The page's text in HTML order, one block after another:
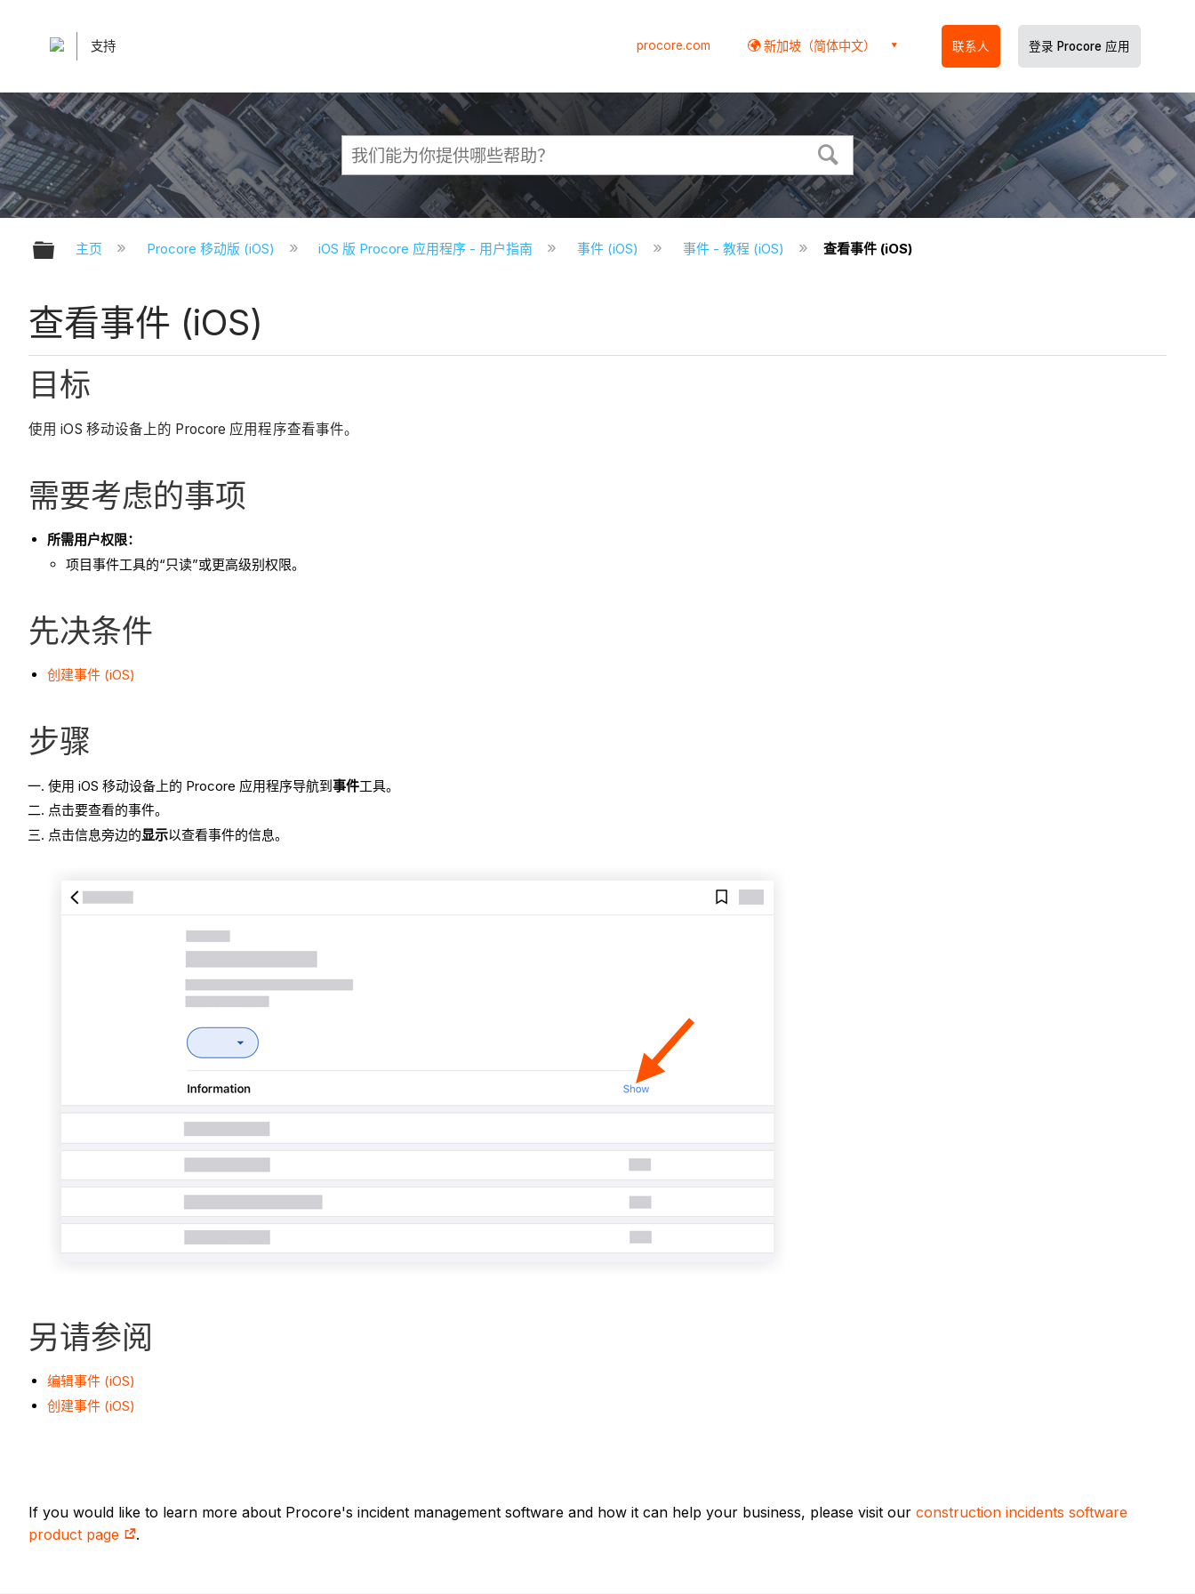
支持 procore.com 新加坡（简体中文） 联系人 登录 Procore 应用
扩展/隐缩全局层次
主页 Procore 移动版 (iOS) iOS 版 Procore 应用程序 - 用户指南 事件 (iOS) 事件 - 教程 (iOS) 查看事件 (iOS)
查看事件 (iOS)
目标
使用 iOS 移动设备上的 Procore 应用程序查看事件。
需要考虑的事项
所需用户权限：
项目事件工具的“只读”或更高级别权限。
先决条件
创建事件 (iOS)
步骤
使用 iOS 移动设备上的 Procore 应用程序导航到事件工具。
点击要查看的事件。
点击信息旁边的显示以查看事件的信息。
另请参阅
编辑事件 (iOS)
创建事件 (iOS)
If you would like to learn more about Procore's incident management software and how it can help your business, please visit our construction incidents software
product page
.